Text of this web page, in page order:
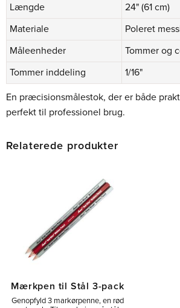
Længde
24" (61 cm)
Materiale
Poleret
Måleenheder
Tommer og
Tommer inddeling
1/16"
En præcisionsmålestok, der er både
perfekt til professionel brug.
Relaterede produkter
Mærkpen til Stål 3-pack
Genopfyld 3 markørpenne, en rød